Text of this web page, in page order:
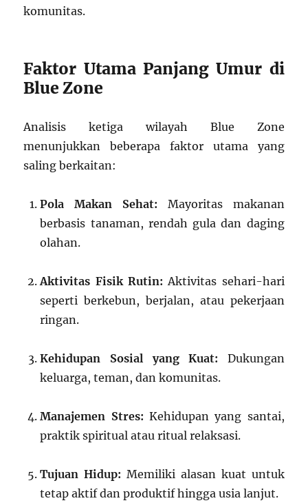
komunitas.
Faktor Utama Panjang Umur di
Blue Zone
Analisis ketiga wilayah Blue Zone
menunjukkan beberapa faktor utama yang
saling berkaitan:
Pola Makan Sehat: Mayoritas makanan
berbasis tanaman, rendah gula dan daging
olahan.
Aktivitas Fisik Rutin: Aktivitas sehari-hari
seperti berkebun, berjalan, atau pekerjaan
ringan.
Kehidupan Sosial yang Kuat: Dukungan
keluarga, teman, dan komunitas.
Manajemen Stres: Kehidupan yang santai,
praktik spiritual atau ritual relaksasi.
Tujuan Hidup: Memiliki alasan kuat untuk
tetap aktif dan produktif hingga usia lanjut.